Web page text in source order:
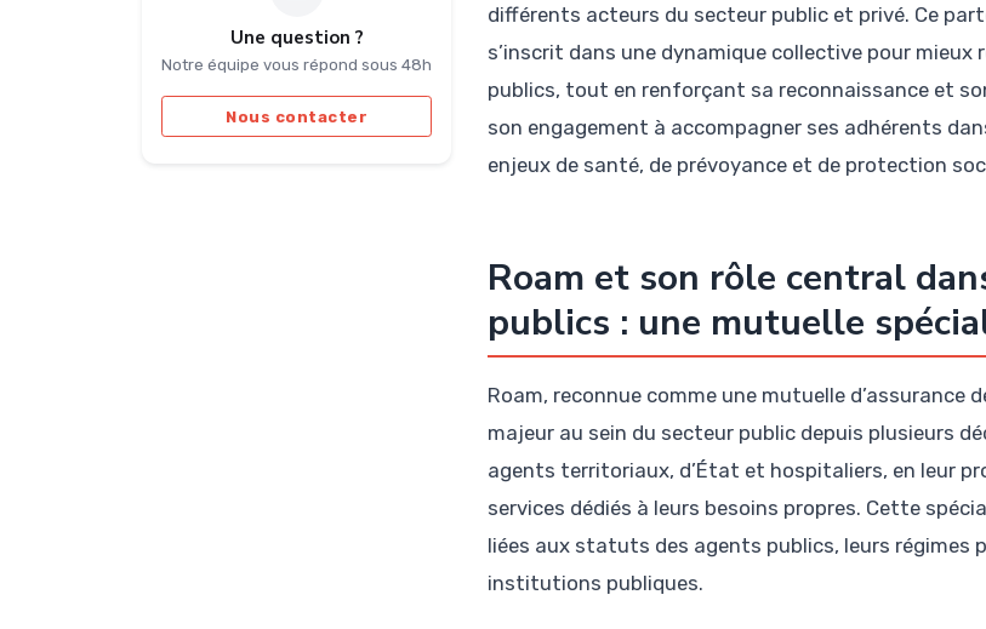
Une question ?
Notre équipe vous répond sous 48h
Nous contacter
différents acteurs du secteur public et privé. Ce
s’inscrit dans une dynamique collective pour
publics, tout en renforçant sa reconnaissance et
son engagement à accompagner ses adhérents
enjeux de santé, de prévoyance et de protection
Roam et son rôle central
publics : une mutuelle
Roam, reconnue comme une mutuelle
majeur au sein du secteur public depuis plusieurs
agents territoriaux, d’État et hospitaliers, en leur
services dédiés à leurs besoins propres. Cette
liées aux statuts des agents publics, leurs
institutions publiques.